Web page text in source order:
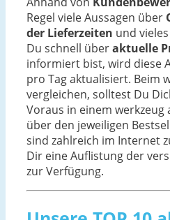
Regel viele Aussagen über
der Lieferzeiten und
Du schnell überaktuelle
informiert bist, wird diese
pro Tag aktualisiert. Beim
vergleichen, solltest Du
Voraus in einem werkzeug
über den jeweiligen
sind zahlreich im Internet
Dir eine Auflistung der
zur Verfügung.